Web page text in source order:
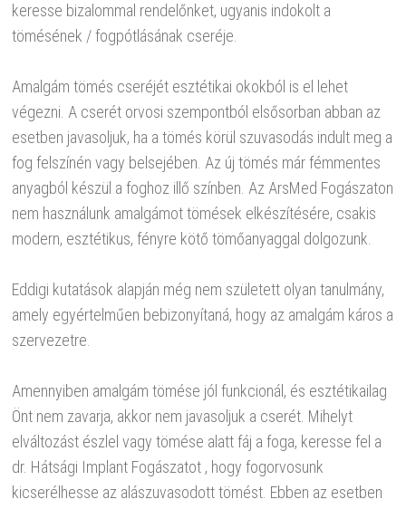
keresse bizalommal rendelőnket, ugyanis indokolt a
tömésének / fogpótlásának cseréje.
Amalgám tömés cseréjét esztétikai okokból is el lehet
végezni. A cserét orvosi szempontból elsősorban abban az
esetben javasoljuk, ha a tömés körül szuvasodás indult meg a
fog felszínén vagy belsejében. Az új tömés már fémmentes
anyagból készül a foghoz illő színben. Az ArsMed Fogászaton
nem használunk amalgámot tömések elkészítésére, csakis
modern, esztétikus, fényre kötő tömőanyaggal dolgozunk.
Eddigi kutatások alapján még nem született olyan tanulmány,
amely egyértelműen bebizonyítaná, hogy az amalgám káros a
szervezetre.
Amennyiben amalgám tömése jól funkcionál, és esztétikailag
Önt nem zavarja, akkor nem javasoljuk a cserét. Mihelyt
elváltozást észlel vagy tömése alatt fáj a foga, keresse fel a
dr. Hátsági Implant Fogászatot , hogy fogorvosunk
kicserélhesse az alászuvasodott tömést. Ebben az esetben